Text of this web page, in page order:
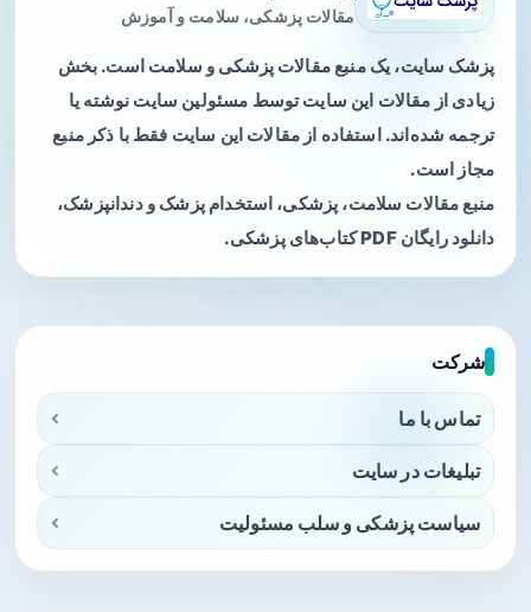
مقالات پزشکی، سلامت و آموزش
پزشک سایت، یک منبع مقالات پزشکی و سلامت است. بخش
زیادی از مقالات این سایت توسط مسئولین سایت نوشته یا
ترجمه شده‌اند. استفاده از مقالات این سایت فقط با ذکر منبع
مجاز است.
منبع مقالات سلامت، پزشکی، استخدام پزشک و دندانپزشک،
دانلود رایگان PDF کتاب‌های پزشکی.
شرکت
تماس با ما
تبلیغات در سایت
سیاست پزشکی و سلب مسئولیت